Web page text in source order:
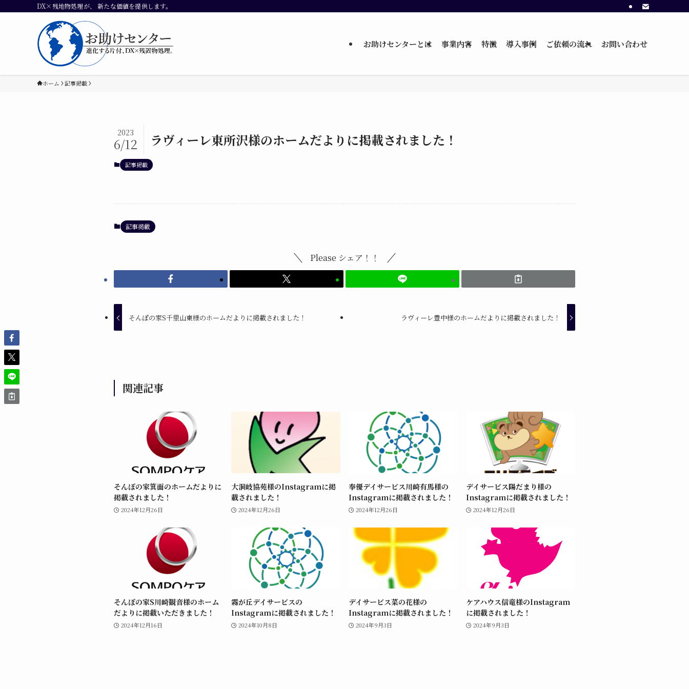
DX×残地物処理が、 新たな価値を提供します。
お助けセンターとは 事業内容 特徴 導入事例 ご依頼の流れ お問い合わせ
ホーム 記事掲載
ラヴィーレ東所沢様のホームだよりに掲載されました！
2023
6/12
記事掲載
記事掲載
Please シェア！！
そんぽの家S千里山東様のホームだよりに掲載されました！ ラヴィーレ豊中様のホームだよりに掲載されました！
関連記事
そんぽの家箕面のホームだよりに
掲載されました！
2024年12月26日
大洞岐協苑様のInstagramに掲
載されました！
2024年12月26日
奉優デイサービス川崎有馬様の
Instagramに掲載されました！
2024年12月26日
デイサービス陽だまり様の
Instagramに掲載されました！
2024年12月26日
そんぽの家S川崎観音様のホーム
だよりに掲載いただきました！
2024年12月16日
霧が丘デイサービスの
Instagramに掲載されました！
2024年10月8日
デイサービス菜の花様の
Instagramに掲載されました！
2024年9月3日
ケアハウス信竜様のInstagram
に掲載されました！
2024年9月3日